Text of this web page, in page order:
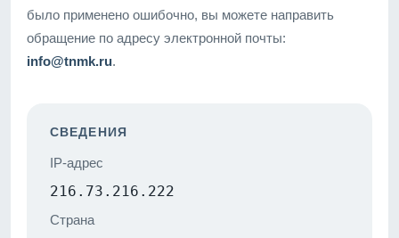
было применено ошибочно, вы можете направить
обращение по адресу электронной почты:
info@tnmk.ru.
СВЕДЕНИЯ
IP-адрес
216.73.216.222
Страна